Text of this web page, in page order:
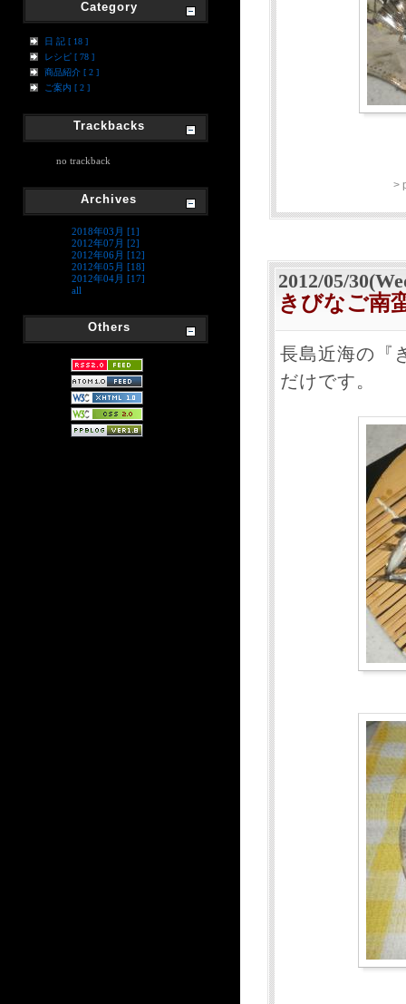
Category
日 記 [ 18 ]
レシピ [ 78 ]
商品紹介 [ 2 ]
ご案内 [ 2 ]
Trackbacks
no trackback
Archives
2018年03月 [1]
2012年07月 [2]
2012年06月 [12]
2012年05月 [18]
2012年04月 [17]
all
Others
>
2012/05/
きびなご南
長島近海の『
だけです。